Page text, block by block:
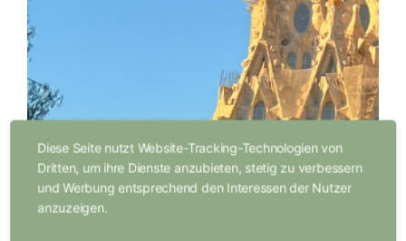
Diese Seite nutzt Website-Tracking-Technologien von
Dritten, um ihre Dienste anzubieten, stetig zu verbessern
und Werbung entsprechend den Interessen der Nutzer
anzuzeigen.